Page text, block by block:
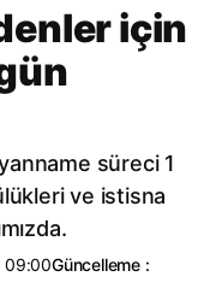
için
süreci 1
ve istisna
09:00Güncelleme :